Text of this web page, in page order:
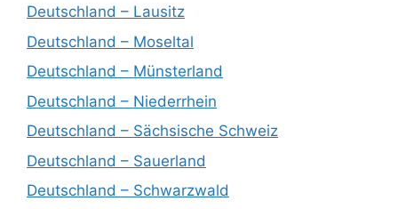
Deutschland – Lausitz
Deutschland – Moseltal
Deutschland – Münsterland
Deutschland – Niederrhein
Deutschland – Sächsische Schweiz
Deutschland – Sauerland
Deutschland – Schwarzwald